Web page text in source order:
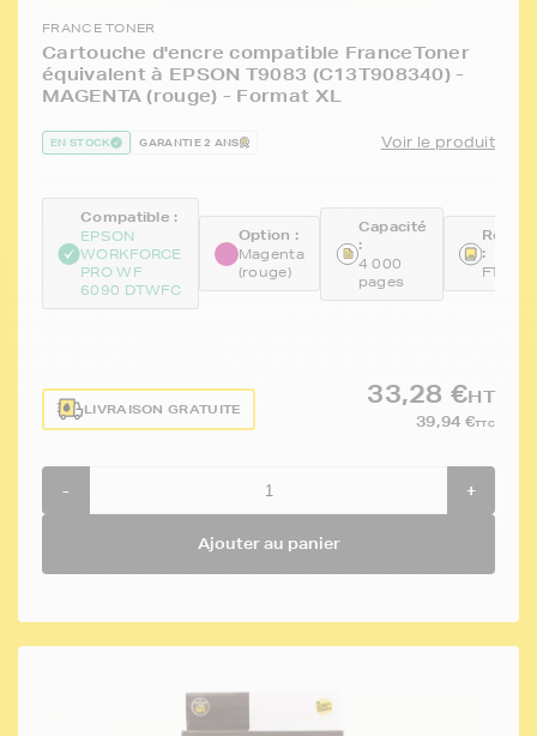
FRANCE TONER
Cartouche d'encre compatible FranceToner
équivalent à EPSON T9083 (C13T908340) -
MAGENTA (rouge) - Format XL
EN STOCK GARANTIE 2 ANS Voir le produit
Compatible :
EPSON
WORKFORCE
PRO WF
6090 DTWFC
Option :
Magenta
(rouge)
Capacité
:
4 000
pages
:
LIVRAISON GRATUITE
33,28 €HT
39,94 €TTC
- +
Ajouter au panier